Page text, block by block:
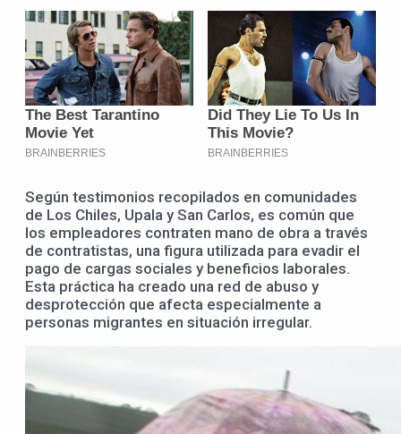
Según testimonios recopilados en comunidades
de Los Chiles, Upala y San Carlos, es común que
los empleadores contraten mano de obra a través
de contratistas, una figura utilizada para evadir el
pago de cargas sociales y beneficios laborales.
Esta práctica ha creado una red de abuso y
desprotección que afecta especialmente a
personas migrantes en situación irregular.